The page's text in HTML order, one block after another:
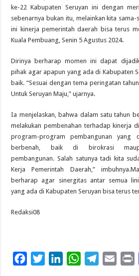
ke-22 Kabupaten Seruyan ini dengan
sebenarnya bukan itu, melainkan kita
ini kinerja pemerintah daerah bisa terus
Kuala Pembuang, Senin 5 Agustus 2024.
Dirinya berharap momen ini dapat
pihak agar apapun yang ada di Kabupaten
baik. “Sesuai dengan tema peringatan
Untuk Seruyan Maju,” ujarnya.
Ia menjelaskan, bahwa dalam satu tahun
melakukan pembenahan terhadap kinerja
program-program pembangunan yang
berbenah, baik di birokrasi
pembangunan. Salah satunya tadi kita
Kerja Pemerintah Daerah,”
berharap agar sinergitas antar semua
yang ada di Kabupaten Seruyan bisa terus
Redaksi08
W